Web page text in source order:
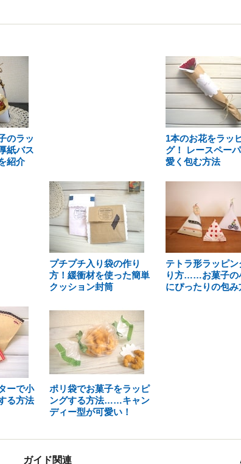
のラッ
紙バス
紹介
1本のお花をラッ
グ！ レースペー
愛く包む方法
プチプチ入り袋の作り
方！緩衝材を使った簡単
クッション封筒
テトラ形ラッピン
り方……お菓子の
にぴったりの包み
ーで小
る方法
ポリ袋でお菓子をラッピ
ングする方法……キャン
ディー型が可愛い！
ガイド関連